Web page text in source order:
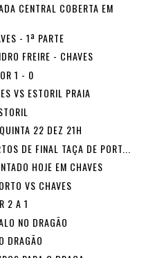
CENTRAL COBERTA EM
- 1ª PARTE
FREIRE - CHAVES
1 - 0
VS ESTORIL PRAIA
22 DEZ 21H
DE FINAL TAÇA DE PORT...
HOJE EM CHAVES
VS CHAVES
2 A 1
NO DRAGÃO
DRAGÃO